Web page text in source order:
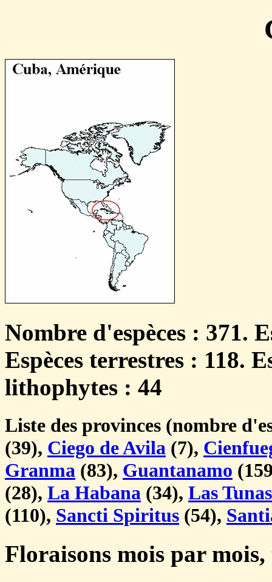
Nombre d'espèces : 371.
Espèces terrestres : 118.
lithophytes : 44
Liste des provinces (nombre
(39), Ciego de Avila (7),
Granma (83), Guantanamo
(28), La Habana (34), Las Tunas
(110), Sancti Spiritus (54),
Floraisons mois par mois,